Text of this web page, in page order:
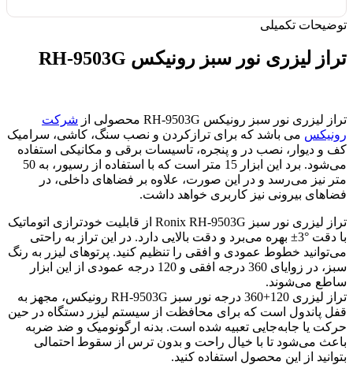
توضیحات تکمیلی
تراز لیزری نور سبز رونیکس RH-9503G
تراز لیزری نور سبز رونیکس RH-9503G محصولی از
شرکت
رونیکس می باشد که برای ترازکردن و نصب سنگ، کاشی، سرامیک
کف و دیوار، نصب در و پنجره، تاسیسات برقی و مکانیکی استفاده
می‌شود. برد این ابزار 15 متر است که با استفاده از رسیور، به 50
متر نیز می‌رسد و در این صورت، علاوه بر فضاهای داخلی، در
فضاهای بیرونی نیز کاربری خواهد داشت.
تراز لیزری نور سبز Ronix RH-9503G از قابلیت خودترازی اتوماتیک
با دقت °3± بهره می‌برد و دقت بالایی دارد. در این تراز به راحتی
می‌توانید خطوط عمودی و افقی را تنظیم کنید. پرتوهای لیزر به رنگ
سبز، در زوایای 360 درجه افقی و 120 درجه عمودی از این ابزار
ساطع می‌شوند.
تراز لیزری 120+360 درجه نور سبز RH-9503G رونیکس، مجهز به
قفل پاندول است که برای محافظت از سیستم لیزر دستگاه در حین
حرکت یا جا‌به‌جایی تعبیه شده است. بدنه ارگونومیک و ضد ضربه
باعث می‌شود تا با خیال راحت و بدون ترس از سقوط احتمالی
بتوانید از این محصول استفاده کنید.